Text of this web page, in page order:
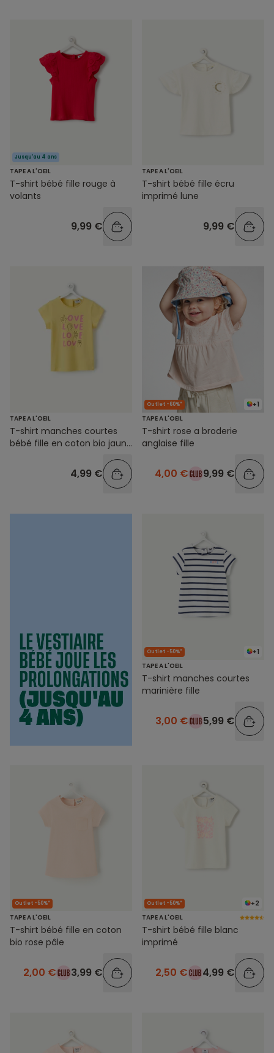
Jusqu'au 4 ans
TAPE A L'OEIL
T-shirt bébé fille rouge à
volants
9,99 €
TAPE A L'OEIL
T-shirt bébé fille écru
imprimé lune
9,99 €
TAPE A L'OEIL
T-shirt manches courtes
bébé fille en coton bio jaune
4,99 €
+1
Outlet -60%*
TAPE A L'OEIL
T-shirt rose a broderie
anglaise fille
4,00 € 9,99 €
+1
Outlet -50%*
TAPE A L'OEIL
T-shirt manches courtes
marinière fille
3,00 € 5,99 €
Outlet -50%*
TAPE A L'OEIL
T-shirt bébé fille en coton
bio rose pâle
2,00 € 3,99 €
+2
Outlet -50%*
TAPE A L'OEIL
T-shirt bébé fille blanc
imprimé
2,50 € 4,99 €